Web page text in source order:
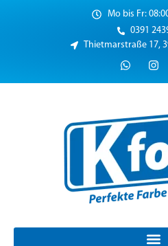
Mo bis Fr:
0391
Thietmarstraße 17,